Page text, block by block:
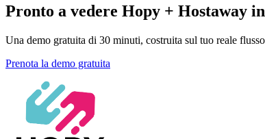
Pronto a vedere Hopy + Hostaway
Una demo gratuita di 30 minuti, costruita sul tuo reale
Prenota la demo gratuita